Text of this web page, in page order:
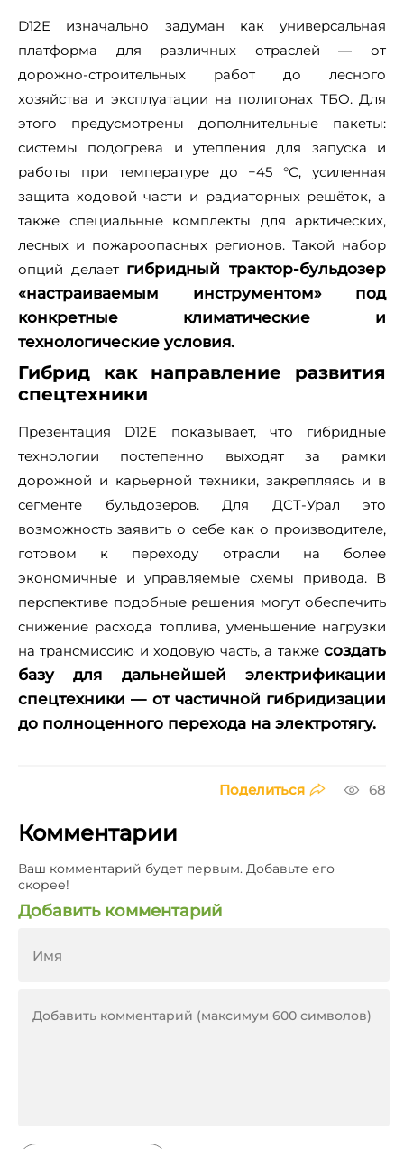
D12E изначально задуман как универсальная
платформа для различных отраслей — от
дорожно‑строительных работ до лесного
хозяйства и эксплуатации на полигонах ТБО. Для
этого предусмотрены дополнительные пакеты:
системы подогрева и утепления для запуска и
работы при температуре до −45 °С, усиленная
защита ходовой части и радиаторных решёток, а
также специальные комплекты для арктических,
лесных и пожароопасных регионов. Такой набор
опций делает гибридный трактор‑бульдозер
«настраиваемым инструментом» под
конкретные климатические и
технологические условия.
Гибрид как направление развития
спецтехники
Презентация D12E показывает, что гибридные
технологии постепенно выходят за рамки
дорожной и карьерной техники, закрепляясь и в
сегменте бульдозеров. Для ДСТ‑Урал это
возможность заявить о себе как о производителе,
готовом к переходу отрасли на более
экономичные и управляемые схемы привода. В
перспективе подобные решения могут обеспечить
снижение расхода топлива, уменьшение нагрузки
на трансмиссию и ходовую часть, а также создать
базу для дальнейшей электрификации
спецтехники — от частичной гибридизации
до полноценного перехода на электротягу.
Поделиться 68
Комментарии
Ваш комментарий будет первым. Добавьте его
скорее!
Добавить комментарий